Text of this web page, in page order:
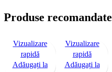
Produse recomandate
Vizualizare
rapidă
Adăugați la
Vizualizare
rapidă
Adăugați la